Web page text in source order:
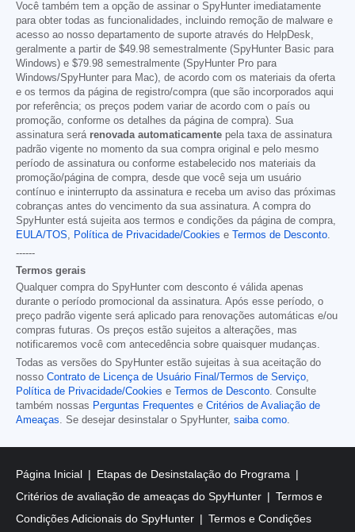
Você também tem a opção de assinar o SpyHunter imediatamente
para obter todas as funcionalidades, incluindo remoção de malware e
acesso ao nosso departamento de suporte através do HelpDesk,
geralmente a partir de $49.98 semestralmente (SpyHunter Basic para
Windows) e $79.98 semestralmente (SpyHunter Pro para
Windows/SpyHunter para Mac), de acordo com os materiais da oferta
e os termos da página de registro/compra (que são incorporados aqui
por referência; os preços podem variar de acordo com o país ou
promoção, conforme os detalhes da página de compra). Sua
assinatura será renovada automaticamente pela taxa de assinatura
padrão vigente no momento da sua compra original e pelo mesmo
período de assinatura ou conforme estabelecido nos materiais da
promoção/página de compra, desde que você seja um usuário
contínuo e ininterrupto da assinatura e receba um aviso das próximas
cobranças antes do vencimento da sua assinatura. A compra do
SpyHunter está sujeita aos termos e condições da página de compra,
EULA/TOS, Política de Privacidade/Cookies e Termos de Desconto.
------
Termos gerais
Qualquer compra do SpyHunter com desconto é válida apenas
durante o período promocional da assinatura. Após esse período, o
preço padrão vigente será aplicado para renovações automáticas e/ou
compras futuras. Os preços estão sujeitos a alterações, mas
notificaremos você com antecedência sobre quaisquer mudanças.
Todas as versões do SpyHunter estão sujeitas à sua aceitação do
nosso Contrato de Licença de Usuário Final/Termos de Serviço,
Política de Privacidade/Cookies e Termos de Desconto. Consulte
também nossas Perguntas Frequentes e Critérios de Avaliação de
Ameaças. Se desejar desinstalar o SpyHunter, saiba como.
Página Inicial
Etapas de Desinstalação do Programa
Critérios de avaliação de ameaças do SpyHunter
Termos e
Condições Adicionais do SpyHunter
Termos e Condições